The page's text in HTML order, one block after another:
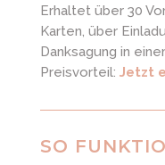
Erhaltet über 30
Karten, über
Danksagung in
Preisvorteil: Jetzt
SO